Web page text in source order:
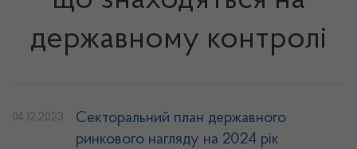
державному контролі
04.12.2023
Секторальний план державного
ринкового нагляду на 2024 рік